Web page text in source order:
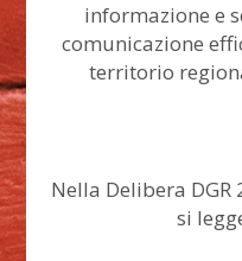
informazione e
comunicazione
territorio
Nella Delibera DGR
si